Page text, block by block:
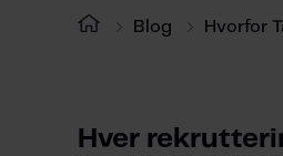
Blog Hvorfor
Hver